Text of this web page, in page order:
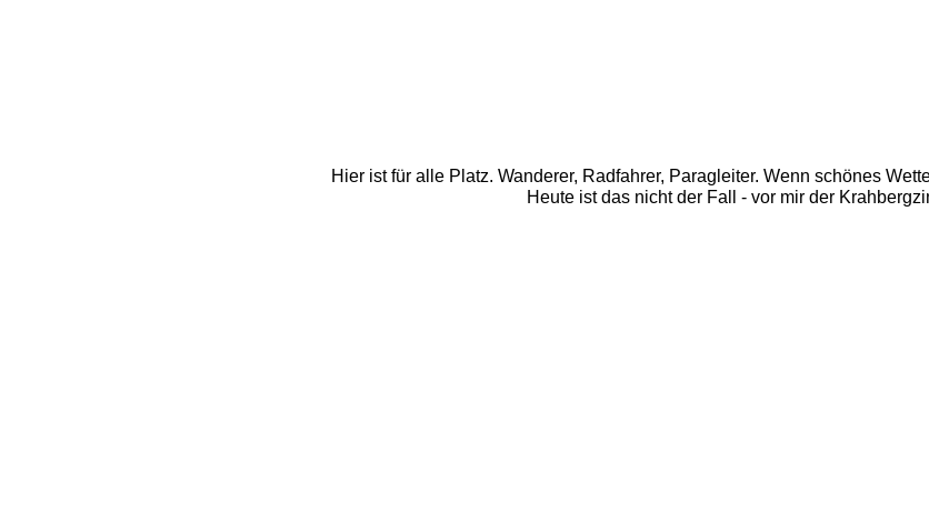
Hier ist für alle Platz. Wanderer, Radfahrer, Paragleiter. Wenn schönes
Heute ist das nicht der Fall - vor mir der